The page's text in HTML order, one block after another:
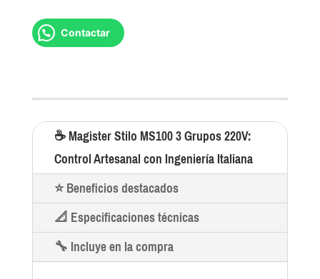
Contactar
☕ Magister Stilo MS100 3 Grupos 220V:
Control Artesanal con Ingeniería Italiana
⭐ Beneficios destacados
📐 Especificaciones técnicas
🔧 Incluye en la compra